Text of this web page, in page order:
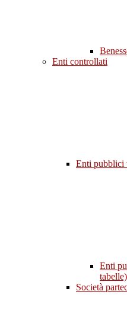
Enti controllati
Enti pubblici
Enti
tabelle)
Società